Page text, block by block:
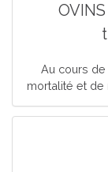
Au cours de
mortalité et de